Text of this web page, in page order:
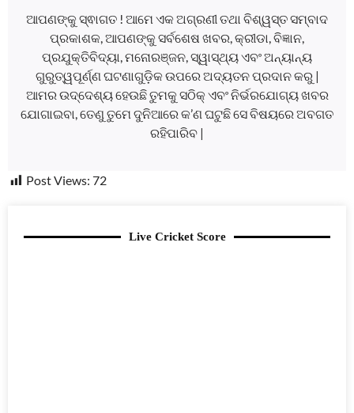
ଆପଣଙ୍କୁ ସ୍ଵାଗତ ! ଆମେ ଏକ ଅଗ୍ରଣୀ ତଥା ବିଶ୍ୱସ୍ତ ସମ୍ବାଦ
ପ୍ରକାଶକ, ଆପଣଙ୍କୁ ସର୍ବଶେଷ ଖବର, କ୍ରୀଡା, ବିଜ୍ଞାନ,
ପ୍ରଯୁକ୍ତିବିଦ୍ୟା, ମନୋରଞ୍ଜନ, ସ୍ୱାସ୍ଥ୍ୟ ଏବଂ ଅନ୍ୟାନ୍ୟ
ଗୁରୁତ୍ୱପୂର୍ଣ୍ଣ ଘଟଣାଗୁଡ଼ିକ ଉପରେ ଅଦ୍ୟତନ ପ୍ରଦାନ କରୁ |
ଆମର ଉଦ୍ଦେଶ୍ୟ ହେଉଛି ତୁମକୁ ସଠିକ୍ ଏବଂ ନିର୍ଭରଯୋଗ୍ୟ ଖବର
ଯୋଗାଇବା, ତେଣୁ ତୁମେ ଦୁନିଆରେ କ’ଣ ଘଟୁଛି ସେ ବିଷୟରେ ଅବଗତ
ରହିପାରିବ |
Post Views: 72
Live Cricket Score